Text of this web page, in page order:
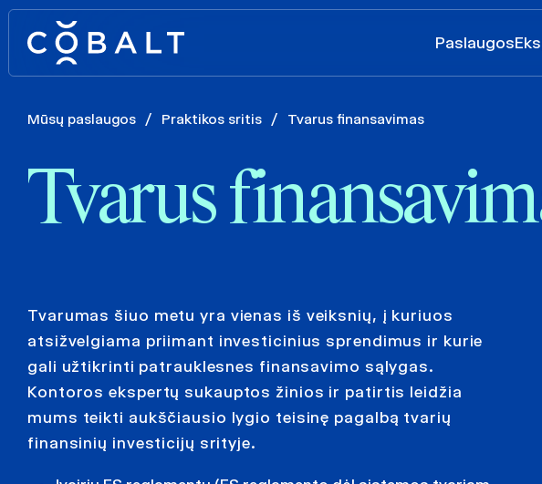
Paslaugos
Mūsų paslaugos / Praktikos sritis / Tvarus finansavimas
Tvarus
Tvarumas šiuo metu yra vienas iš veiksnių, į kuriuos
atsižvelgiama priimant investicinius sprendimus ir kurie
gali užtikrinti patrauklesnes finansavimo sąlygas.
Kontoros ekspertų sukauptos žinios ir patirtis leidžia
mums teikti aukščiausio lygio teisinę pagalbą tvarių
finansinių investicijų srityje.